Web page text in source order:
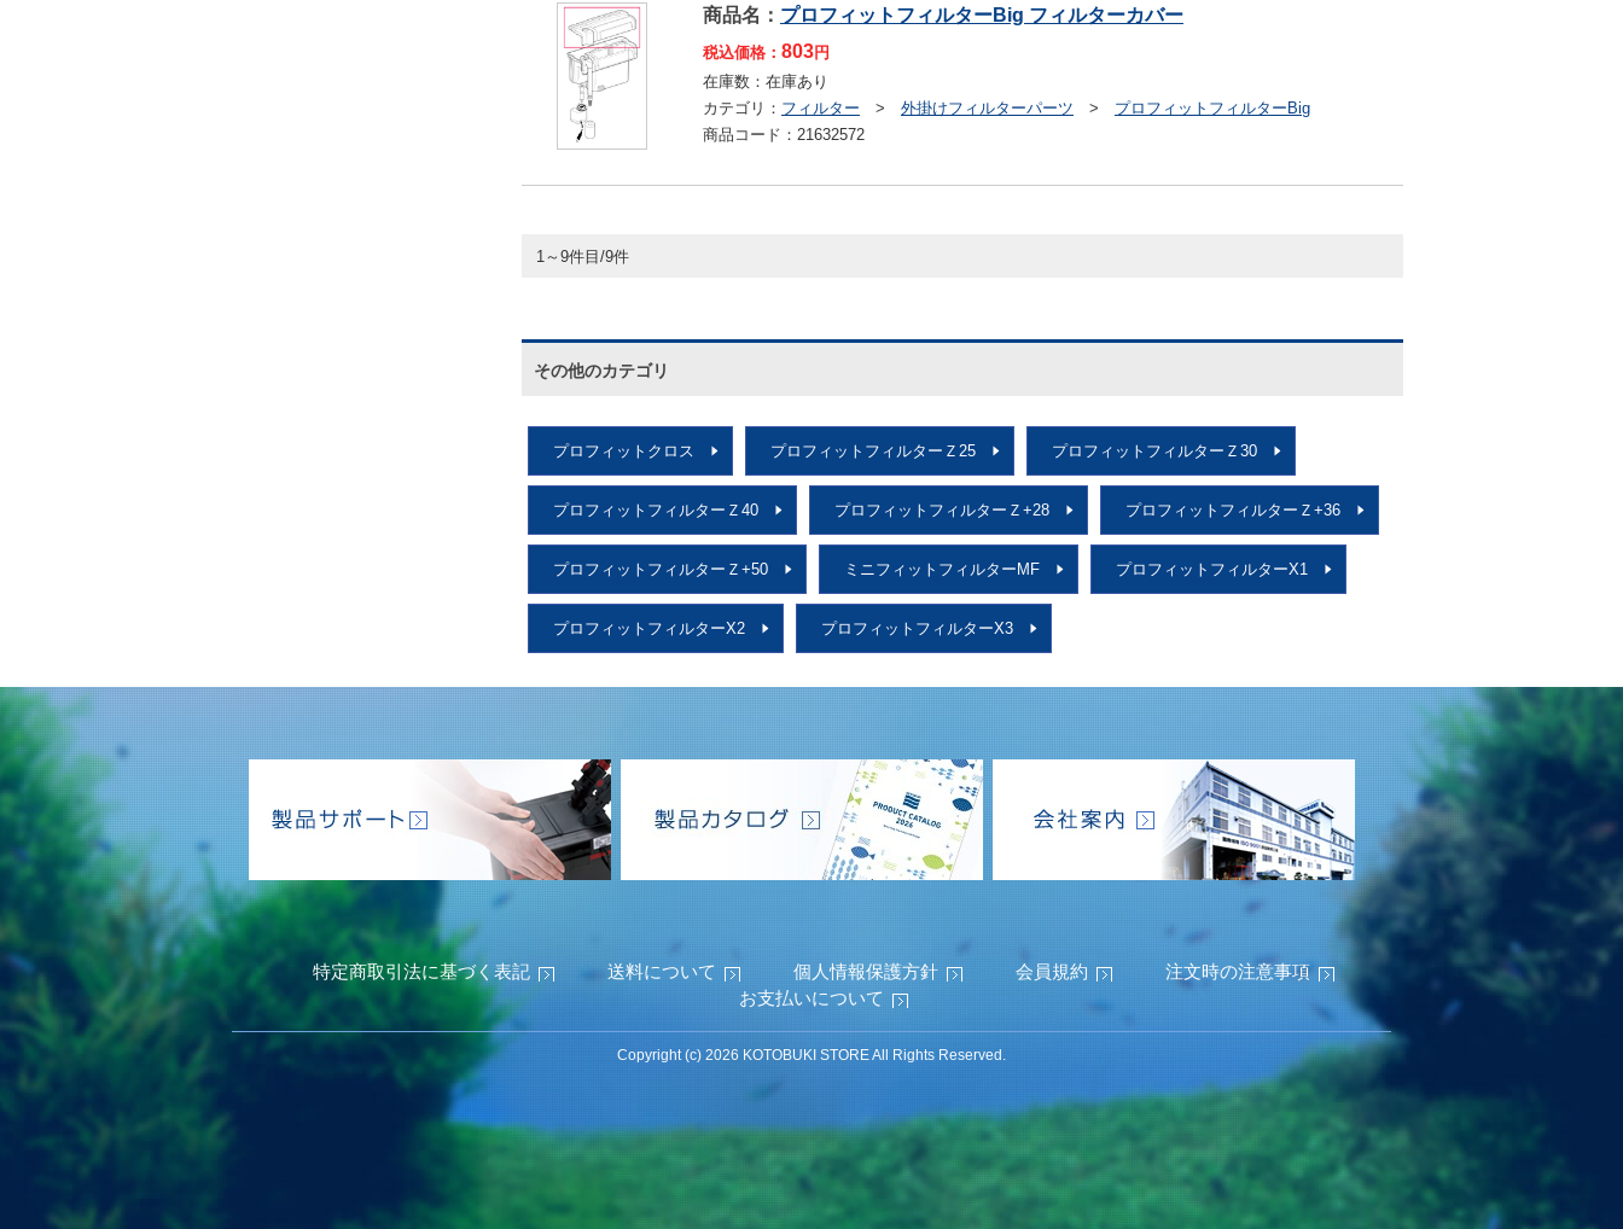
商品名： プロフィットフィルターBig フィルターカバー
税込価格： 803円
在庫数： 在庫あり
カテゴリ： フィルター > 外掛けフィルターパーツ > プロフィットフィルターBig
商品コード： 21632572
1～9件目/9件
その他のカテゴリ
プロフィットクロス プロフィットフィルターＺ25 プロフィットフィルターＺ30
プロフィットフィルターＺ40 プロフィットフィルターＺ+28 プロフィットフィルターＺ+36
プロフィットフィルターＺ+50 ミニフィットフィルターMF プロフィットフィルターX1
プロフィットフィルターX2 プロフィットフィルターX3
特定商取引法に基づく表記 送料について 個人情報保護方針 会員規約
注文時の注意事項
お支払いについて
Copyright (c) 2026 KOTOBUKI STORE All Rights Reserved.